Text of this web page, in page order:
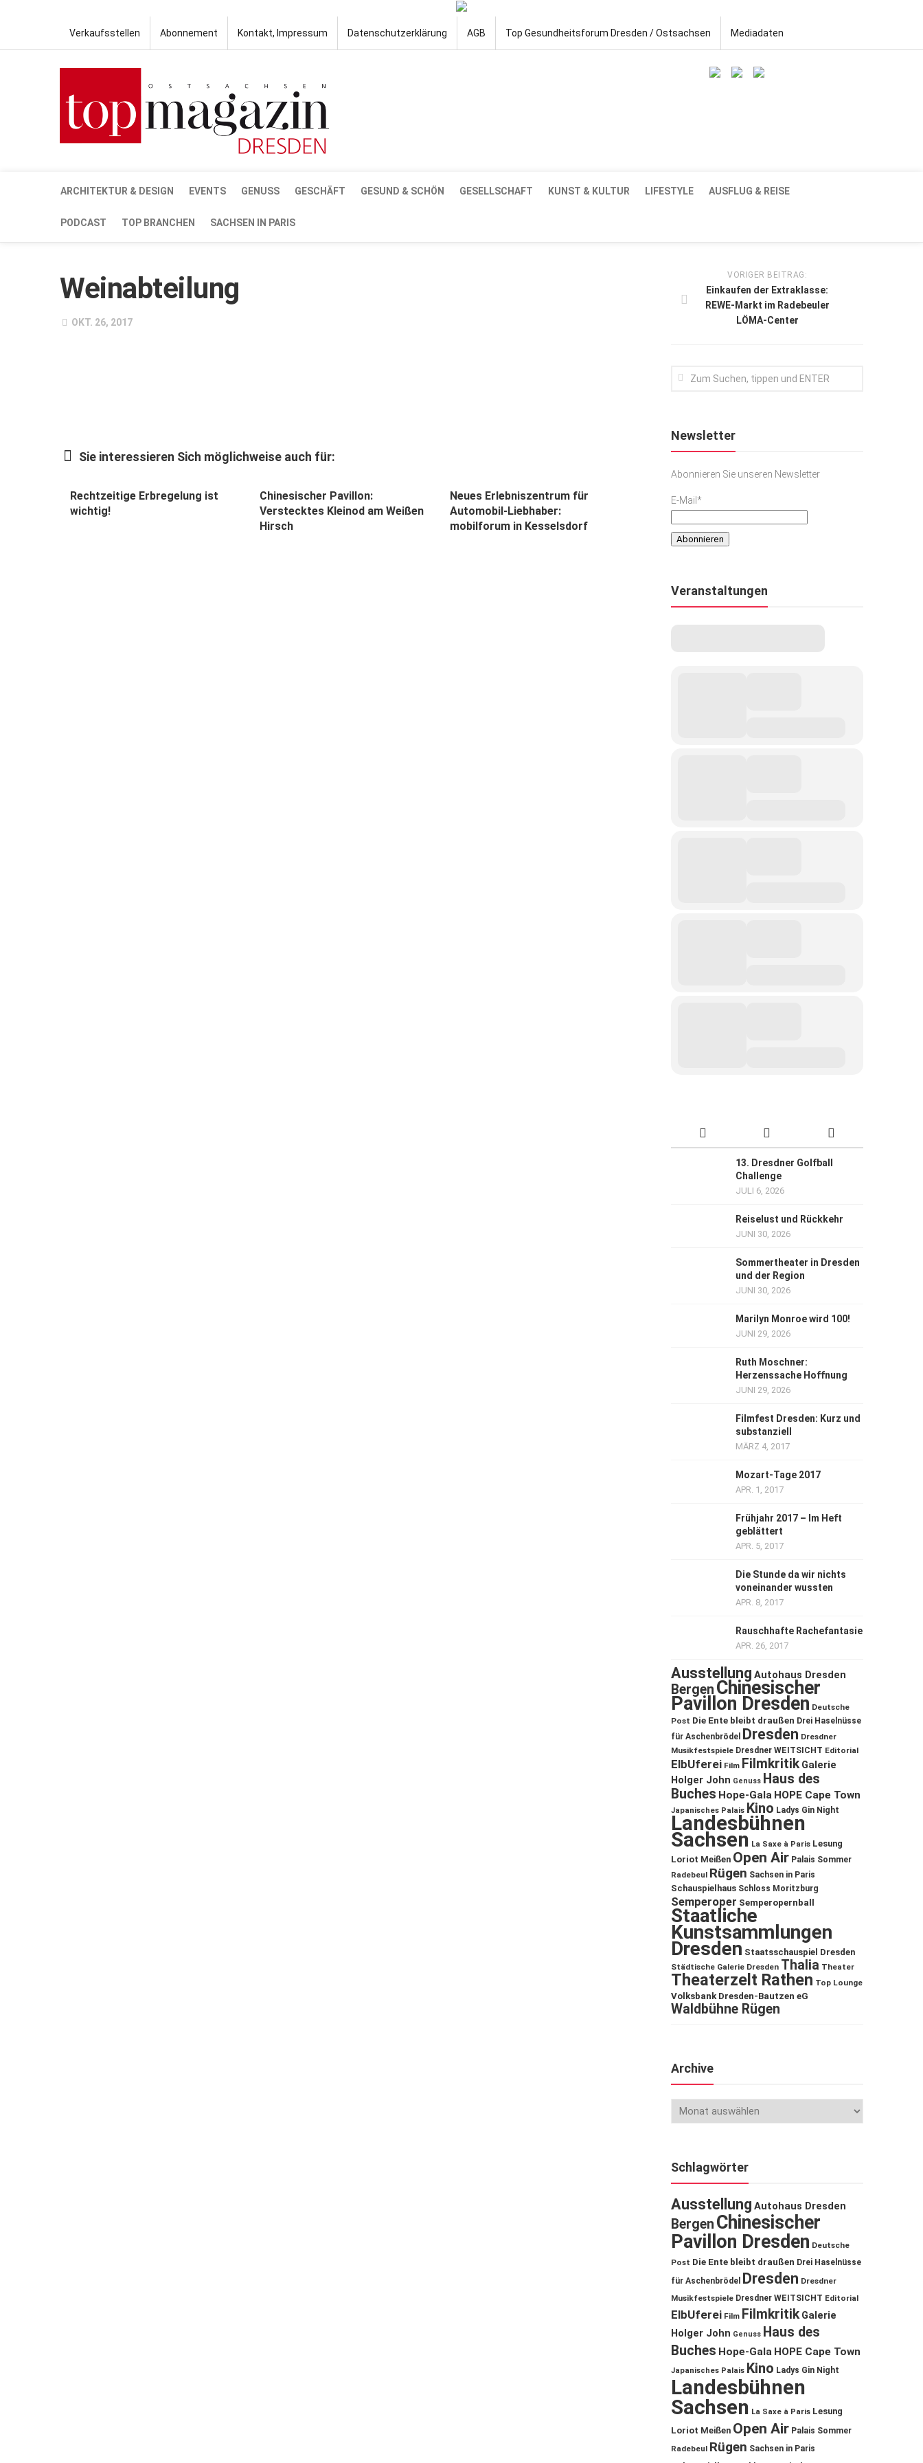
Verkaufsstellen Abonnement Kontakt, Impressum Datenschutzerklärung AGB Top Gesundheitsforum Dresden / Ostsachsen Mediadaten
ARCHITEKTUR & DESIGN EVENTS GENUSS GESCHÄFT GESUND & SCHÖN GESELLSCHAFT KUNST & KULTUR LIFESTYLE AUSFLUG & REISE
PODCAST TOP BRANCHEN SACHSEN IN PARIS
Weinabteilung
OKT. 26, 2017
Sie interessieren Sich möglichweise auch für:
Rechtzeitige Erbregelung ist
wichtig!
Chinesischer Pavillon:
Verstecktes Kleinod am Weißen
Hirsch
Neues Erlebniszentrum für
Automobil-Liebhaber:
mobilforum in Kesselsdorf
VORIGER BEITRAG:
Einkaufen der Extraklasse:
REWE-Markt im Radebeuler
LÖMA-Center
Newsletter
Abonnieren Sie unseren Newsletter
E-Mail*
Veranstaltungen
13. Dresdner Golfball
Challenge
JULI 6, 2026
Reiselust und Rückkehr
JUNI 30, 2026
Sommertheater in Dresden
und der Region
JUNI 30, 2026
Marilyn Monroe wird 100!
JUNI 29, 2026
Ruth Moschner:
Herzenssache Hoffnung
JUNI 29, 2026
Filmfest Dresden: Kurz und
substanziell
MÄRZ 4, 2017
Mozart-Tage 2017
APR. 1, 2017
Frühjahr 2017 – Im Heft
geblättert
APR. 5, 2017
Die Stunde da wir nichts
voneinander wussten
APR. 8, 2017
Rauschhafte Rachefantasie
APR. 26, 2017
Ausstellung Autohaus Dresden
Bergen Chinesischer
Pavillon Dresden Deutsche
Post Die Ente bleibt draußen Drei Haselnüsse
für Aschenbrödel
Dresden Dresdner
Musikfestspiele Dresdner WEITSICHT Editorial
ElbUferei Film Filmkritik Galerie
Holger John Genuss Haus des
Buches Hope-Gala HOPE Cape Town
Japanisches Palais Kino Ladys Gin Night
Landesbühnen
Sachsen La Saxe à Paris Lesung
Loriot Meißen Open Air Palais Sommer
Radebeul Rügen Sachsen in Paris
Schauspielhaus Schloss Moritzburg
Semperoper Semperopernball
Staatliche
Kunstsammlungen
Dresden Staatsschauspiel Dresden
Städtische Galerie Dresden Thalia Theater
Theaterzelt Rathen Top Lounge
Volksbank Dresden-Bautzen eG
Waldbühne Rügen
Archive
Schlagwörter
Ausstellung Autohaus Dresden
Bergen Chinesischer
Pavillon Dresden Deutsche
Post Die Ente bleibt draußen Drei Haselnüsse
für Aschenbrödel
Dresden Dresdner
Musikfestspiele Dresdner WEITSICHT Editorial
ElbUferei Film Filmkritik Galerie
Holger John Genuss Haus des
Buches Hope-Gala HOPE Cape Town
Japanisches Palais Kino Ladys Gin Night
Landesbühnen
Sachsen La Saxe à Paris Lesung
Loriot Meißen Open Air Palais Sommer
Radebeul Rügen Sachsen in Paris